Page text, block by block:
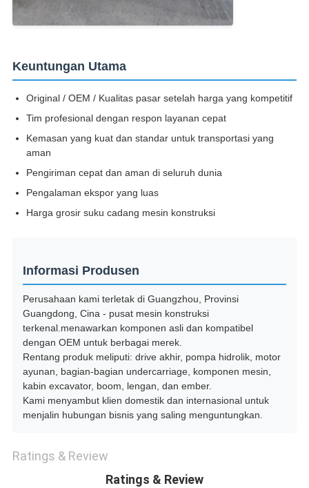
Keuntungan Utama
Original / OEM / Kualitas pasar setelah harga yang kompetitif
Tim profesional dengan respon layanan cepat
Kemasan yang kuat dan standar untuk transportasi yang
aman
Pengiriman cepat dan aman di seluruh dunia
Pengalaman ekspor yang luas
Harga grosir suku cadang mesin konstruksi
Informasi Produsen
Perusahaan kami terletak di Guangzhou, Provinsi
Guangdong, Cina - pusat mesin konstruksi
terkenal.menawarkan komponen asli dan kompatibel
dengan OEM untuk berbagai merek.
Rentang produk meliputi: drive akhir, pompa hidrolik, motor
ayunan, bagian-bagian undercarriage, komponen mesin,
kabin excavator, boom, lengan, dan ember.
Kami menyambut klien domestik dan internasional untuk
menjalin hubungan bisnis yang saling menguntungkan.
Ratings & Review
Ratings & Review